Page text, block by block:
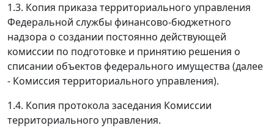
1.3. Копия приказа территориального управления
Федеральной службы финансово-бюджетного
надзора о создании постоянно действующей
комиссии по подготовке и принятию решения о
списании объектов федерального имущества (далее
- Комиссия территориального управления).
1.4. Копия протокола заседания Комиссии
территориального управления.